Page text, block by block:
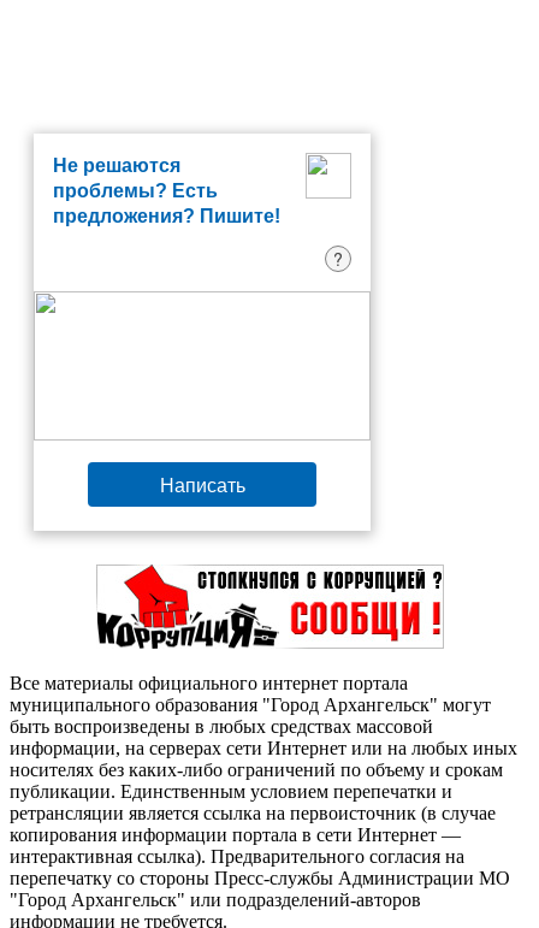
Не решаются
проблемы? Есть
предложения? Пишите!
?
Написать
Все материалы официального интернет портала
муниципального образования "Город Архангельск" могут
быть воспроизведены в любых средствах массовой
информации, на серверах сети Интернет или на любых иных
носителях без каких-либо ограничений по объему и срокам
публикации. Единственным условием перепечатки и
ретрансляции является ссылка на первоисточник (в случае
копирования информации портала в сети Интернет —
интерактивная ссылка). Предварительного согласия на
перепечатку со стороны Пресс-службы Администрации МО
"Город Архангельск" или подразделений-авторов
информации не требуется.